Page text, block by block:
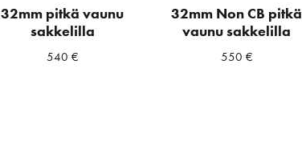
32mm pitkä vaunu
sakkelilla
540 €
32mm Non CB pitkä
vaunu sakkelilla
550 €